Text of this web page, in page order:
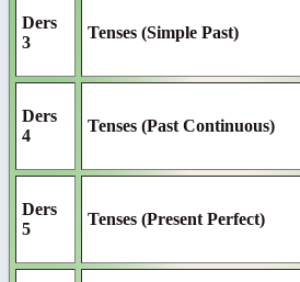
Ders
3
Tenses (Simple Past)
Ders
4
Tenses (Past Continuous)
Ders
5
Tenses (Present Perfect)